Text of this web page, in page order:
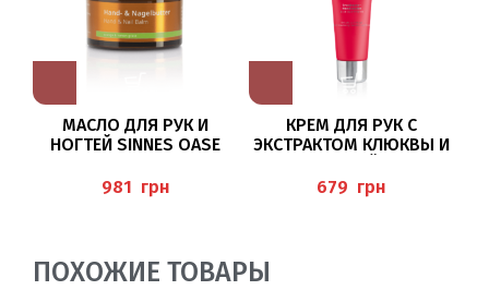
МАСЛО ДЛЯ РУК И
НОГТЕЙ SINNES OASE
грн
КРЕМ ДЛЯ РУК С
ЭКСТРАКТОМ КЛЮКВЫ И
(CRANBERRY
HANDCREME) BAEHR
грн
ПОХОЖИЕ ТОВАРЫ